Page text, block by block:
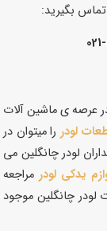
بگیرید:
عرصه ی ماشین آلات
لودر را میتوان در
لودر چانگلین می
یدکی لودر مراجعه
لودر چانگلین موجود